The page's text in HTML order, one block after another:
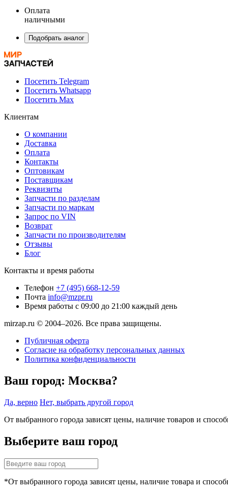
Оплата
наличными
Подобрать аналог
Посетить Telegram
Посетить Whatsapp
Посетить Max
Клиентам
О компании
Доставка
Оплата
Контакты
Оптовикам
Поставщикам
Реквизиты
Запчасти по разделам
Запчасти по маркам
Запрос по VIN
Возврат
Запчасти по производителям
Отзывы
Блог
Контакты и время работы
Телефон +7 (495) 668-12-59
Почта info@mzpr.ru
Время работы с 09:00 до 21:00 каждый день
mirzap.ru © 2004–2026. Все права защищены.
Публичная оферта
Согласие на обработку персональных данных
Политика конфиденциальности
Ваш город: Москва?
Да, верно Нет, выбрать другой город
От выбранного города зависят цены, наличие товаров и
Выберите ваш город
*От выбранного города зависят цены, наличие товара и